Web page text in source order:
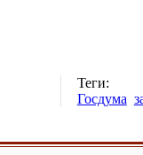
Теги:
Госдума